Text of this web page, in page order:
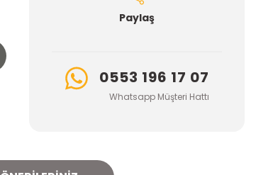
Paylaş
0553 196 17 07
Whatsapp Müşteri Hattı